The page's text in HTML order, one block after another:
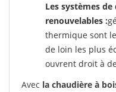
Les systèmes
renouvelables :
thermique sont
de loin les plus
ouvrent droit à
Avec la chaudière à